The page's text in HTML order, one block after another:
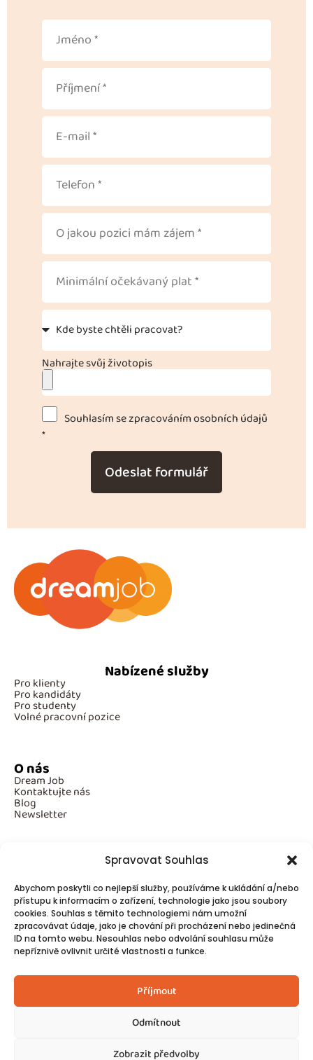
Spravovat Souhlas
Abychom poskytli co nejlepší služby, používáme k ukládání a/nebo
přístupu k informacím o zařízení, technologie jako jsou soubory
cookies. Souhlas s těmito technologiemi nám umožní
zpracovávat údaje, jako je chování při procházení nebo jedinečná
ID na tomto webu. Nesouhlas nebo odvolání souhlasu může
nepříznivě ovlivnit určité vlastnosti a funkce.
Příjmout
Odmítnout
Zobrazit předvolby
Nahrajte svůj životopis
Souhlasím se zpracováním osobních údajů
*
Odeslat formulář
Nabízené služby
Pro klienty
Pro kandidáty
Pro studenty
Volné pracovní pozice
O nás
Dream Job
Kontaktujte nás
Blog
Newsletter
Povinné informace
GDPR
Cookies
Spojte se s námi!